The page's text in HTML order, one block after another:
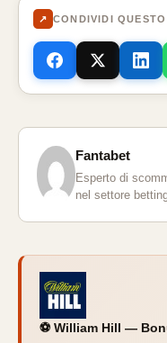
↗ CONDIVIDI
Fantabet
Esperto di
nel settore
⚽ William Hill —